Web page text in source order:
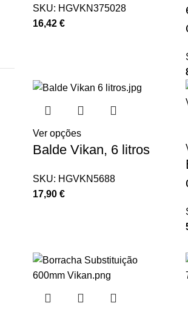
SKU: HGVKN375028
16,42 €
Ver opções
Balde Vikan, 6 litros
SKU: HGVKN5688
17,90 €